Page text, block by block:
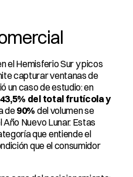
el Hemisferio Sur y picos
capturar ventanas de
un caso de estudio: en
43,5% del total frutícola y
de 90% del volumen se
Nuevo Lunar. Estas
que entiende el
que el consumidor